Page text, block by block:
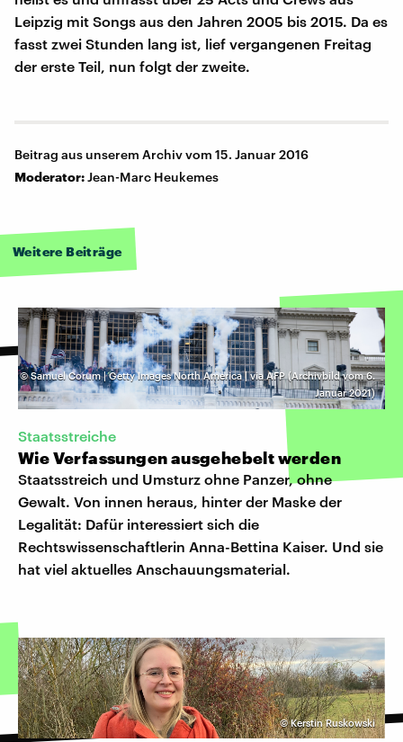
Leipzig mit Songs aus den Jahren 2005 bis 2015. Da es
fasst zwei Stunden lang ist, lief vergangenen Freitag
der erste Teil, nun folgt der zweite.
Beitrag aus unserem Archiv vom 15. Januar 2016
Moderator:Jean-Marc Heukemes
Weitere Beiträge
©Samuel Corum | Getty Images North America | via AFP (Archivbild vom 6.
Januar 2021)
Staatsstreiche
Wie Verfassungen ausgehebelt werden
Staatsstreich und Umsturz ohne Panzer, ohne
Gewalt. Von innen heraus, hinter der Maske der
Legalität: Dafür interessiert sich die
Rechtswissenschaftlerin Anna-Bettina Kaiser. Und sie
hat viel aktuelles Anschauungsmaterial.
©Kerstin Ruskowski